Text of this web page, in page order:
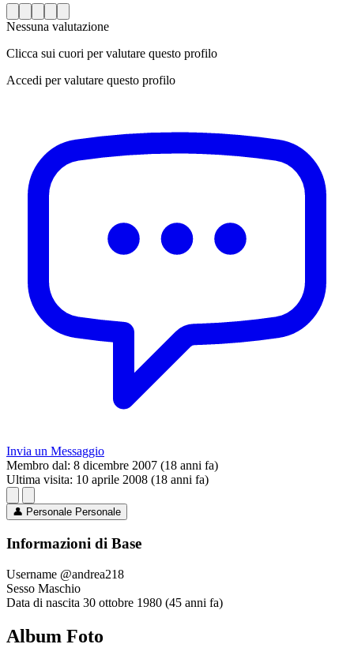
Nessuna valutazione
Clicca sui cuori per valutare questo profilo
Accedi per valutare questo profilo
Invia un Messaggio
Membro dal: 8 dicembre 2007 (18 anni fa)
Ultima visita: 10 aprile 2008 (18 anni fa)
👤 Personale Personale
Informazioni di Base
Username @andrea218
Sesso Maschio
Data di nascita 30 ottobre 1980 (45 anni fa)
Album Foto